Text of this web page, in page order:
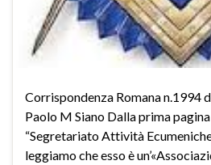
Corrispondenza Romana n.1994
Paolo M Siano Dalla prima
“Segretariato Attività Ecumeniche
leggiamo che esso è